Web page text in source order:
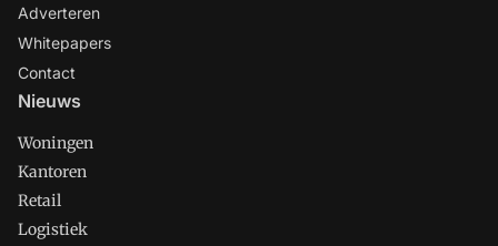
Adverteren
Whitepapers
Contact
Nieuws
Woningen
Kantoren
Retail
Logistiek